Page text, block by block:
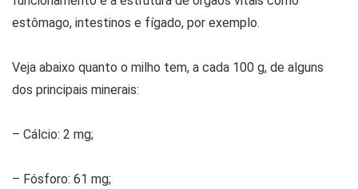
estômago, intestinos e fígado, por exemplo.
Veja abaixo quanto o milho tem, a cada 100 g, de alguns
dos principais minerais:
– Cálcio: 2 mg;
– Fósforo: 61 mg;